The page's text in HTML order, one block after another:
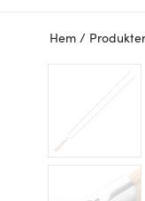
Hem / Produkter